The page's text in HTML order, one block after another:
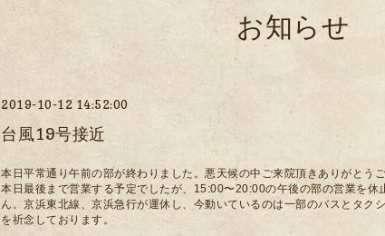
お知らせ
2019-10-12 14:52:00
台風19号接近
本日平常通り午前の部が終わりました。悪天候の中ご来院頂きありがとうご
本日最後まで営業する予定でしたが、15:00〜20:00の午後の部の営業を休
ん。京浜東北線、京浜急行が運休し、今動いているのは一部のバスとタク
を祈念しております。